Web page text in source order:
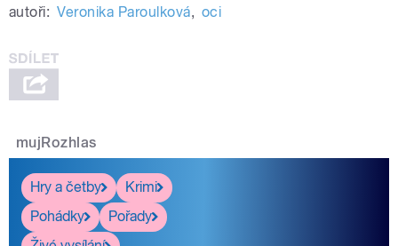
autoři: Veronika Paroulková, oci
mujRozhlas
Hry a četby
Krimi
Pohádky
Pořady